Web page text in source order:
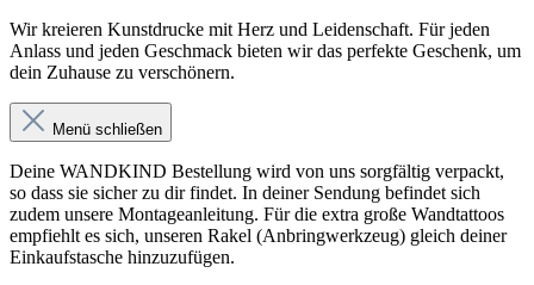
Wir kreieren Kunstdrucke mit Herz und Leidenschaft. Für jeden
Anlass und jeden Geschmack bieten wir das perfekte Geschenk, um
dein Zuhause zu verschönern.
Menü schließen
Deine WANDKIND Bestellung wird von uns sorgfältig verpackt,
so dass sie sicher zu dir findet. In deiner Sendung befindet sich
zudem unsere Montageanleitung. Für die extra große Wandtattoos
empfiehlt es sich, unseren Rakel (Anbringwerkzeug) gleich deiner
Einkaufstasche hinzuzufügen.